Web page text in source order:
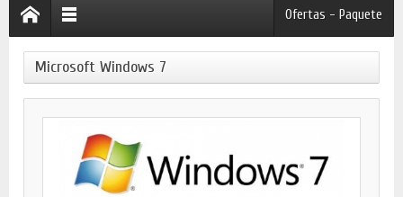
Ofertas - Paquete
Microsoft Windows 7